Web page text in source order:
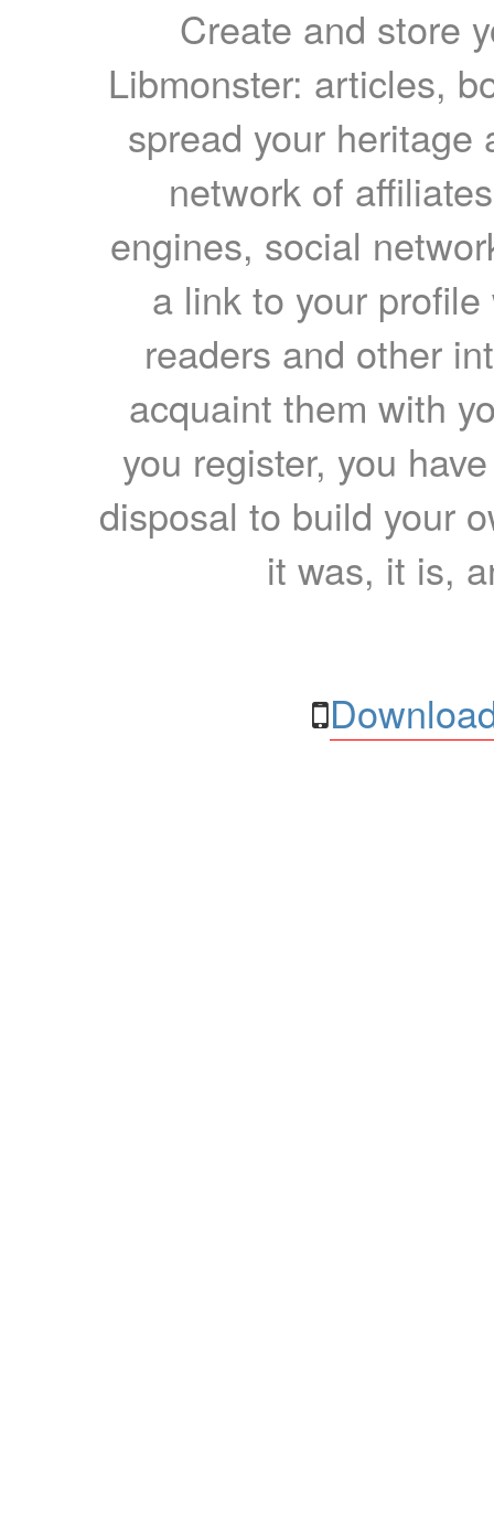
Create and store
Libmonster: articles,
spread your heritage
network of
engines, social
a link to your
readers and other
acquaint them with
you register, you
disposal to build your
it was, it is,